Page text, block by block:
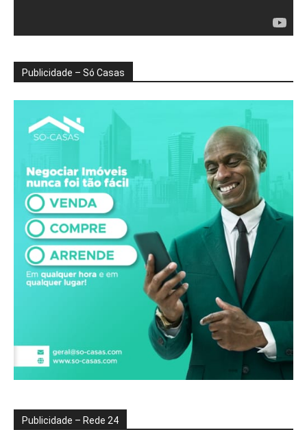
Publicidade – Só Casas
Publicidade – Rede 24